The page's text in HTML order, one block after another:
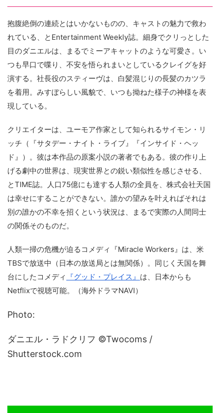
抱腹絶倒の連続とはいかないものの、キャストの魅力で救わ
れている、とEntertainment Weekly誌。細身でクリっとした
目のダニエルは、まるでミーアキャットのような可愛さ。い
つも早口で喋り、不安を悟られまいとしているクレイグを好
演する。社長役のスティーヴは、白髪混じりの長髪のカツラ
を着用。みすぼらしい風貌で、いつも拗ねた様子の神様を表
現している。
クリエイターは、ユーモア作家として知られるサイモン・リ
ッチ（『サタデー・ナイト・ライブ』『インサイド・ヘッ
ド』）。彼は本作品の原案小説の著者でもある。彼の作り上
げる劇中の世界は、現実世界との鋭い類似性を感じさせる、
とTIME誌。人口75億にも達する人類の全員を、株式会社天国
は幸せにすることができない。誰かの望みを叶えればそれは
別の誰かの不幸を招くという状況は、まるで実際の人間同士
の関係そのものだ。
人類一掃の危機が迫るコメディ『Miracle Workers』は、米
TBSで放送中（日本の放送局とは無関係）。同じく天国を舞
台にしたコメディ
『グッド・プレイス』 は、日本からも
Netflixで視聴可能。（海外ドラマNAVI）
Photo:
ダニエル・ラドクリフ ©Twocoms /
Shutterstock.com